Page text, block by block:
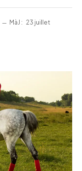
MàJ : 23 juillet